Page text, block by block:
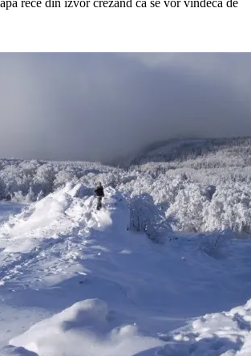
rece din izvor crezând că se vor vindeca de